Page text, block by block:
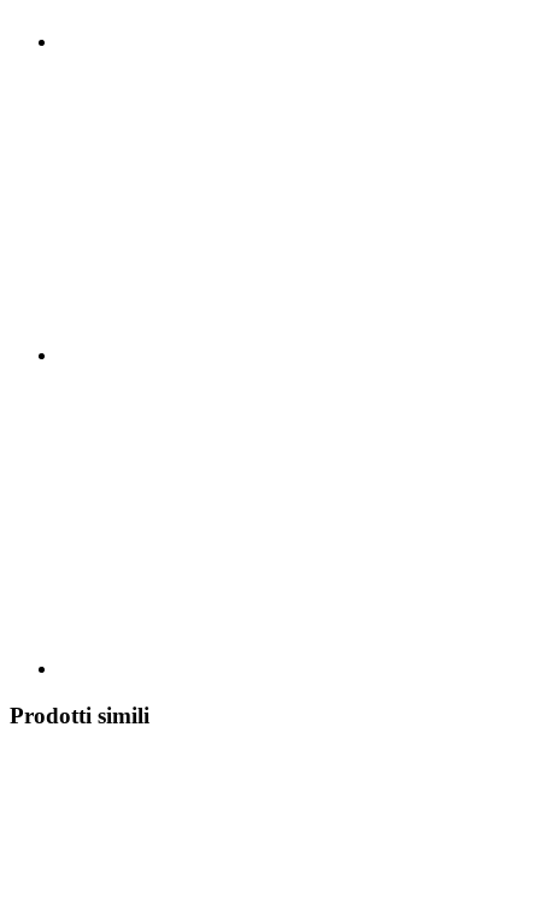
Prodotti simili